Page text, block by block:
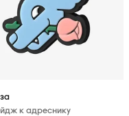
к адреснику